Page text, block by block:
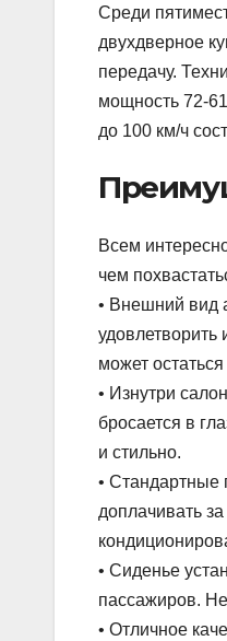
Среди
двухдверное
передачу.
мощность 72-
до 100 км/ч
Всем
чем
• Внешний вид
может
• Изнутри
бросается в
и стильно.
• Стандартные
доплачивать
• Сиденье
пассажиров.
• Отличное